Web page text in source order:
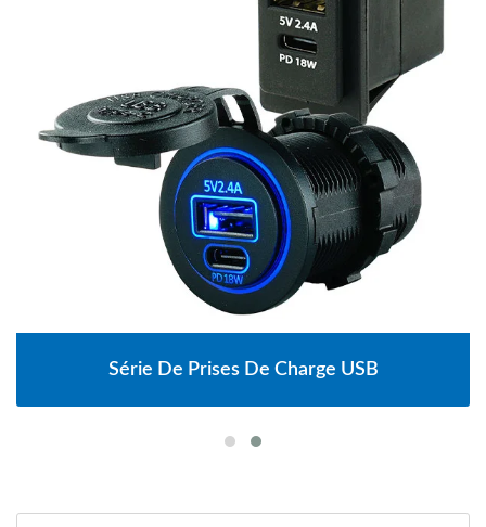
Série De Prises De Charge USB